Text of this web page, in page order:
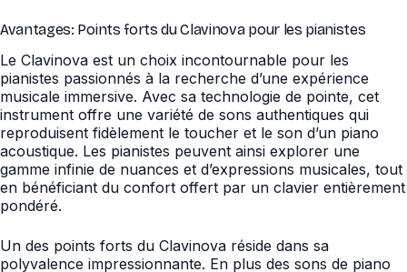
Avantages: Points forts du Clavinova pour les pianistes
Le Clavinova est un choix incontournable pour les
pianistes passionnés à la recherche d’une expérience
musicale immersive. Avec sa technologie de pointe, cet
instrument offre une variété de sons authentiques qui
reproduisent fidèlement le toucher et le son d’un piano
acoustique. Les pianistes peuvent ainsi explorer une
gamme infinie de nuances et d’expressions musicales, tout
en bénéficiant du confort offert par un clavier entièrement
pondéré.
Un des points forts du Clavinova réside dans sa
polyvalence impressionnante. En plus des sons de piano